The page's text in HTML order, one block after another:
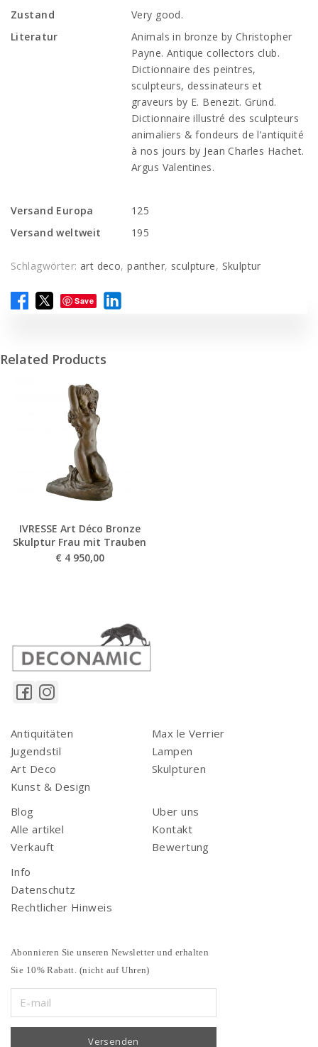
Zustand
Very good.
Literatur
Animals in bronze by Christopher
Payne. Antique collectors club.
Dictionnaire des peintres,
sculpteurs, dessinateurs et
graveurs by E. Benezit. Gründ.
Dictionnaire illustré des sculpteurs
animaliers & fondeurs de l’antiquité
à nos jours by Jean Charles Hachet.
Argus Valentines.
Versand Europa
125
Versand weltweit
195
Schlagwörter: art deco,panther, sculpture, Skulptur
Save
Related Products
IVRESSE Art Déco Bronze
Skulptur Frau mit Trauben
€ 4 950,00
Antiquitäten
Jugendstil
Art Deco
Kunst & Design
Max le Verrier
Lampen
Skulpturen
Blog
Alle artikel
Verkauft
Uber uns
Kontakt
Bewertung
Info
Datenschutz
Rechtlicher Hinweis
Abonnieren Sie unseren Newsletter und erhalten
Sie 10% Rabatt. (nicht auf Uhren)